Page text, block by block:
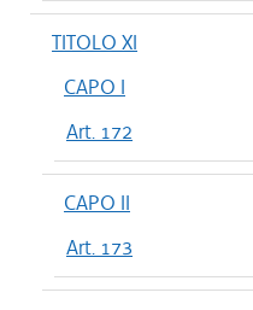
TITOLO XI
CAPO I
Art. 172
CAPO II
Art. 173